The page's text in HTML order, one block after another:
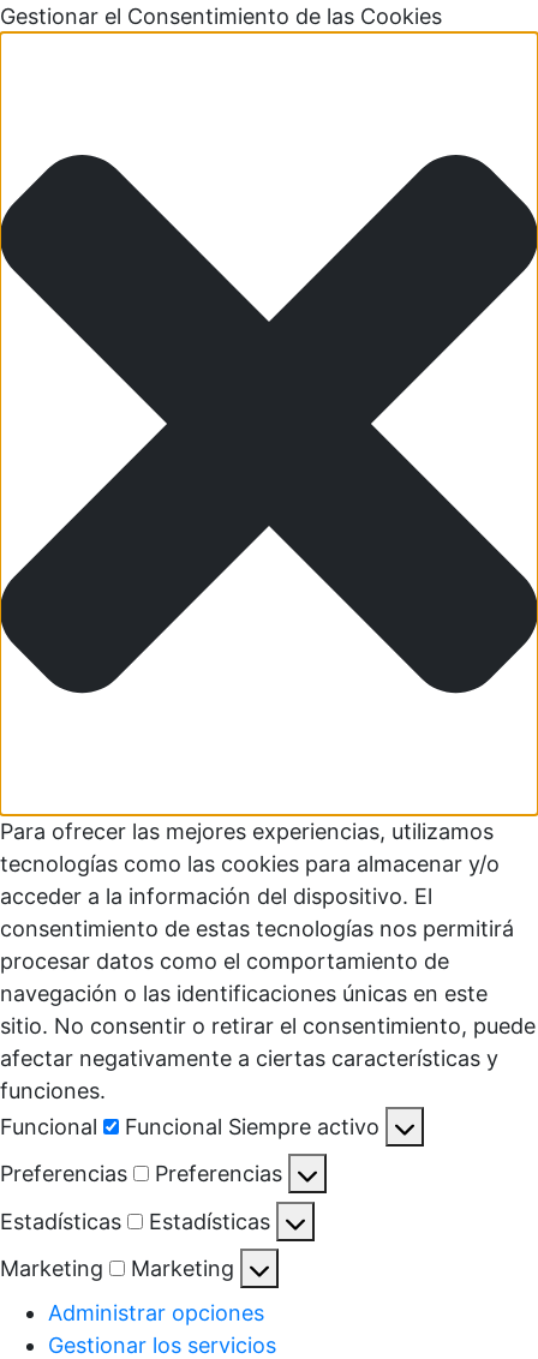
Gestionar el Consentimiento de las Cookies
Para ofrecer las mejores experiencias, utilizamos
tecnologías como las cookies para almacenar y/o
acceder a la información del dispositivo. El
consentimiento de estas tecnologías nos permitirá
procesar datos como el comportamiento de
navegación o las identificaciones únicas en este
sitio. No consentir o retirar el consentimiento, puede
afectar negativamente a ciertas características y
funciones.
Funcional
Funcional Siempre activo
Preferencias
Preferencias
Estadísticas
Estadísticas
Marketing
Marketing
Administrar opciones
Gestionar los servicios